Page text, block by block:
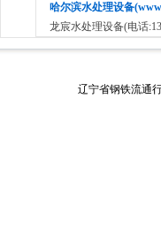
哈尔滨水处理设备
龙宸水处理设备(电话
辽宁省钢铁流通